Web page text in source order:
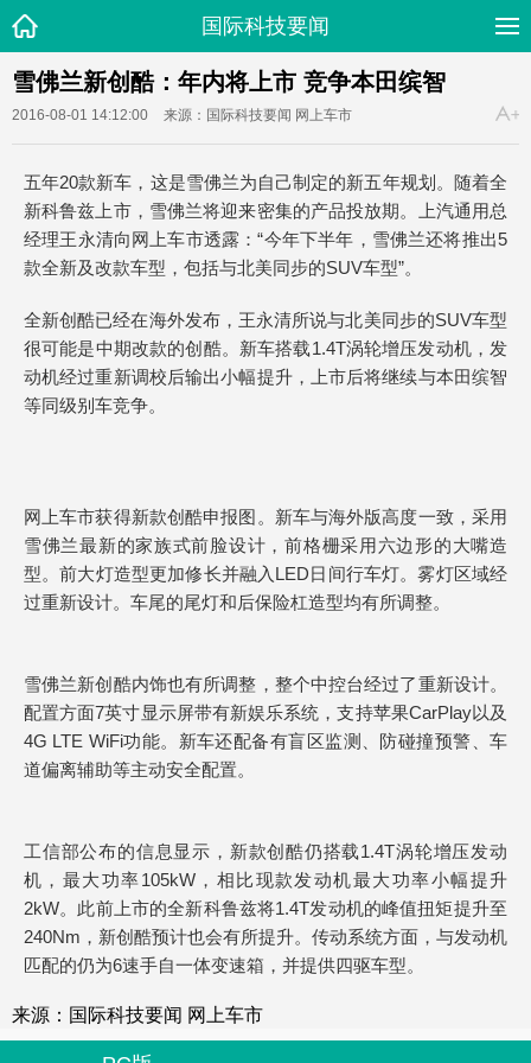
国际科技要闻
雪佛兰新创酷：年内将上市 竞争本田缤智
2016-08-01 14:12:00 来源：国际科技要闻 网上车市
五年20款新车，这是雪佛兰为自己制定的新五年规划。随着全
新科鲁兹上市，雪佛兰将迎来密集的产品投放期。上汽通用总
经理王永清向网上车市透露：“今年下半年，雪佛兰还将推出5
款全新及改款车型，包括与北美同步的SUV车型”。
全新创酷已经在海外发布，王永清所说与北美同步的SUV车型
很可能是中期改款的创酷。新车搭载1.4T涡轮增压发动机，发
动机经过重新调校后输出小幅提升，上市后将继续与本田缤智
等同级别车竞争。
网上车市获得新款创酷申报图。新车与海外版高度一致，采用
雪佛兰最新的家族式前脸设计，前格栅采用六边形的大嘴造
型。前大灯造型更加修长并融入LED日间行车灯。雾灯区域经
过重新设计。车尾的尾灯和后保险杠造型均有所调整。
雪佛兰新创酷内饰也有所调整，整个中控台经过了重新设计。
配置方面7英寸显示屏带有新娱乐系统，支持苹果CarPlay以及
4G LTE WiFi功能。新车还配备有盲区监测、防碰撞预警、车
道偏离辅助等主动安全配置。
工信部公布的信息显示，新款创酷仍搭载1.4T涡轮增压发动
机，最大功率105kW，相比现款发动机最大功率小幅提升
2kW。此前上市的全新科鲁兹将1.4T发动机的峰值扭矩提升至
240Nm，新创酷预计也会有所提升。传动系统方面，与发动机
匹配的仍为6速手自一体变速箱，并提供四驱车型。
来源：国际科技要闻 网上车市